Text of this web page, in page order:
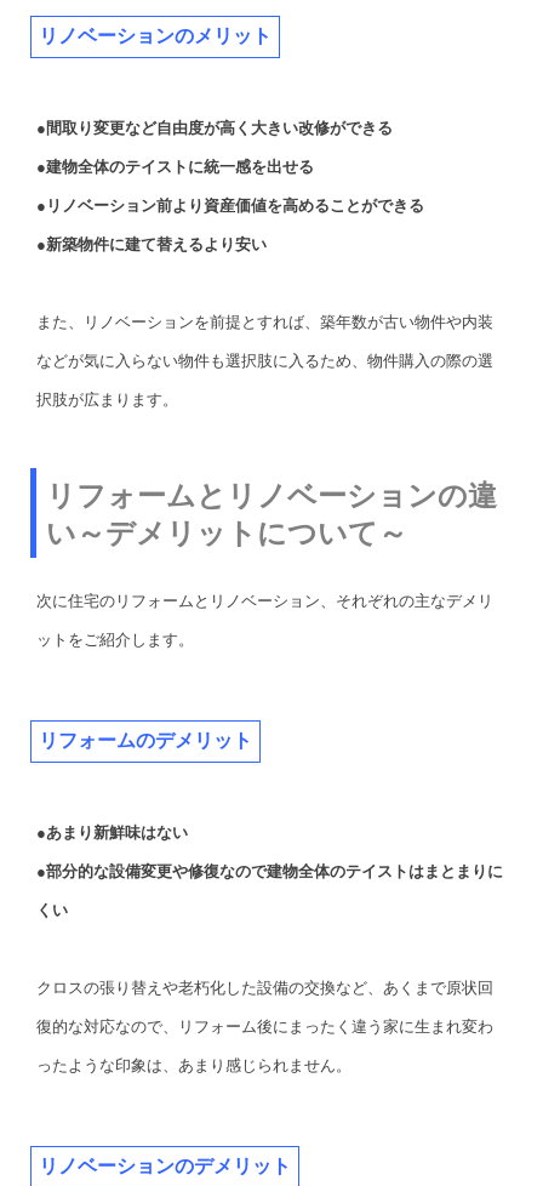
リノベーションのメリット
●間取り変更など自由度が高く大きい改修ができる
●建物全体のテイストに統一感を出せる
●リノベーション前より資産価値を高めることができる
●新築物件に建て替えるより安い
また、リノベーションを前提とすれば、築年数が古い物件や内装
などが気に入らない物件も選択肢に入るため、物件購入の際の選
択肢が広まります。
リフォームとリノベーションの違
い～デメリットについて～
次に住宅のリフォームとリノベーション、それぞれの主なデメリ
ットをご紹介します。
リフォームのデメリット
●あまり新鮮味はない
●部分的な設備変更や修復なので建物全体のテイストはまとまりに
くい
クロスの張り替えや老朽化した設備の交換など、あくまで原状回
復的な対応なので、リフォーム後にまったく違う家に生まれ変わ
ったような印象は、あまり感じられません。
リノベーションのデメリット